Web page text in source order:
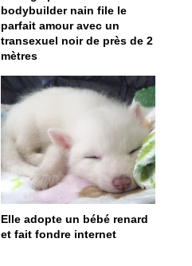
bodybuilder nain file le
parfait amour avec un
transexuel noir de près de 2
mètres
Elle adopte un bébé renard
et fait fondre internet